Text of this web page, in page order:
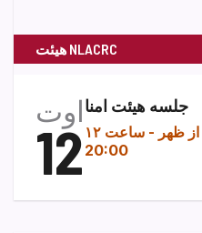
هیئت NLACRC
اوت
12
جلسه هیئت امنا
- ساعت
20:00